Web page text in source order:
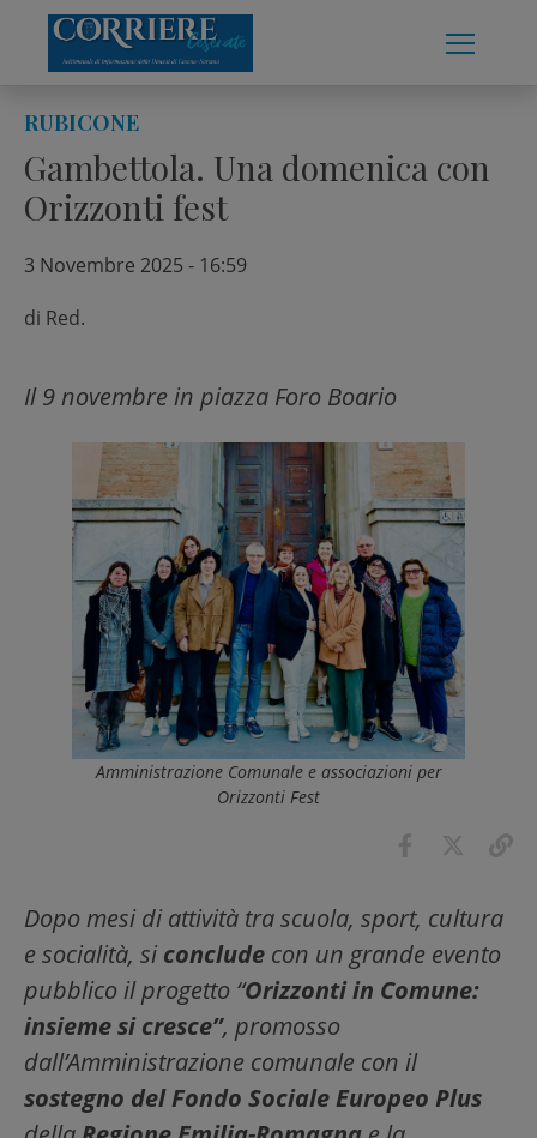
content
RUBICONE
Gambettola. Una domenica con
Orizzonti fest
3 Novembre 2025 - 16:59
di Red.
Il 9 novembre in piazza Foro Boario
Amministrazione Comunale e associazioni per
Orizzonti Fest
Dopo mesi di attività tra scuola, sport, cultura
e socialità, si conclude con un grande evento
pubblico il progetto “Orizzonti in Comune:
insieme si cresce”, promosso
dall’Amministrazione comunale con il
sostegno del Fondo Sociale Europeo Plus